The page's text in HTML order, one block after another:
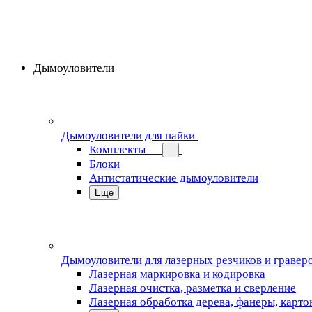
Дымоуловители
Дымоуловители для пайки
Комплекты
Блоки
Антистатические дымоуловители
Еще
Дымоуловители для лазерных резчиков и
Лазерная маркировка и кодировка
Лазерная очистка, разметка и сверление
Лазерная обработка дерева, фанеры,